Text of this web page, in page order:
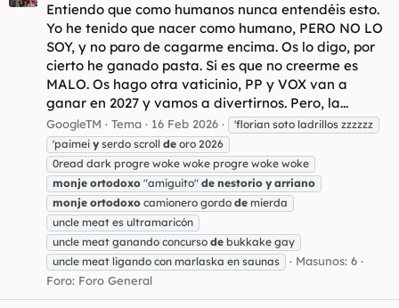
Entiendo que como humanos nunca entendéis esto.
Yo he tenido que nacer como humano, PERO NO LO
SOY, y no paro de cagarme encima. Os lo digo, por
cierto he ganado pasta. Si es que no creerme es
MALO. Os hago otra vaticinio, PP y VOX van a
ganar en 2027 y vamos a divertirnos. Pero, la...
GoogleTM Tema 16 Feb 2026
'florian soto ladrillos zzzzzz
'paimei y serdo scroll de oro 2026
0read dark progre woke woke progre woke woke
monje ortodoxo "amiguito" de nestorio y arriano
monje ortodoxo camionero gordo de mierda
uncle meat es ultramaricón
uncle meat ganando concurso de bukkake gay
uncle meat ligando con marlaska en saunas
Masunos: 6
Foro: Foro General